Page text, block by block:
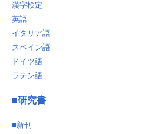
漢字検定
英語
イタリア語
スペイン語
ドイツ語
ラテン語
■研究書
■新刊